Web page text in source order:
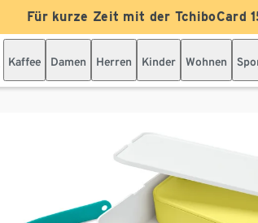
Für kurze Zeit mit der TchiboCard
Kaffee Damen Herren Kinder Wohnen